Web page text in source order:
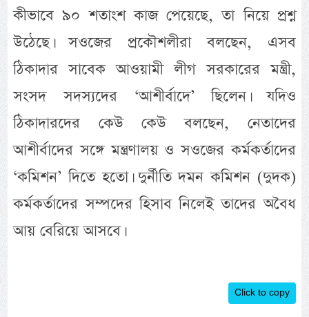
কীভাবে ৯০ শতাংশ কাজ পেয়েছে, তা নিয়ে প্রশ্ন
উঠেছে। সওজের প্রকৌশলীরা বলছেন, এসব
ঠিকাদার সাবেক আওয়ামী লীগ সরকারের মন্ত্রী,
সংসদ সদস্যদের ‘আশীর্বাদে’ ছিলেন। যদিও
ঠিকাদারদের কেউ কেউ বলছেন, নেতাদের
আশীর্বাদের সঙ্গে মন্ত্রণালয় ও সওজের কর্মকর্তাদের
‘কমিশন’ দিতে হতো। দুর্নীতি দমন কমিশন (দুদক)
কর্মকর্তাদের সম্পদের হিসাব নিলেই তাদের অবৈধ
আয় বেরিয়ে আসবে।
Click to copy